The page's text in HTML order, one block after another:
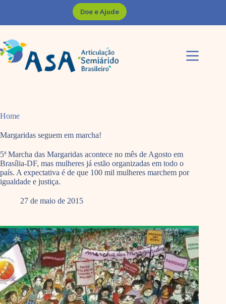
Doe e Ajude
Home
Margaridas seguem em marcha!
5ª Marcha das Margaridas acontece no mês de Agosto em
Brasília-DF, mas mulheres já estão organizadas em todo o
país. A expectativa é de que 100 mil mulheres marchem por
igualdade e justiça.
27 de maio de 2015